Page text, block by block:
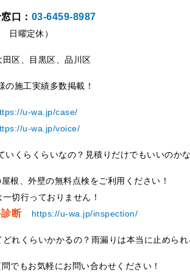
口： 03-6459-8987
日曜定休）
区、目黒区、品川区
施工実績多数掲載！
u-wa.jp/case/
u-wa.jp/voice/
くらくらいなの？見積りだけでもいいのか
根、外壁の無料点検をご利用ください！
切行っておりません！
断 https://u-wa.jp/inspection/
れくらいかかるの？雨漏りは本当に止めら
もお気軽にお問い合わせください！